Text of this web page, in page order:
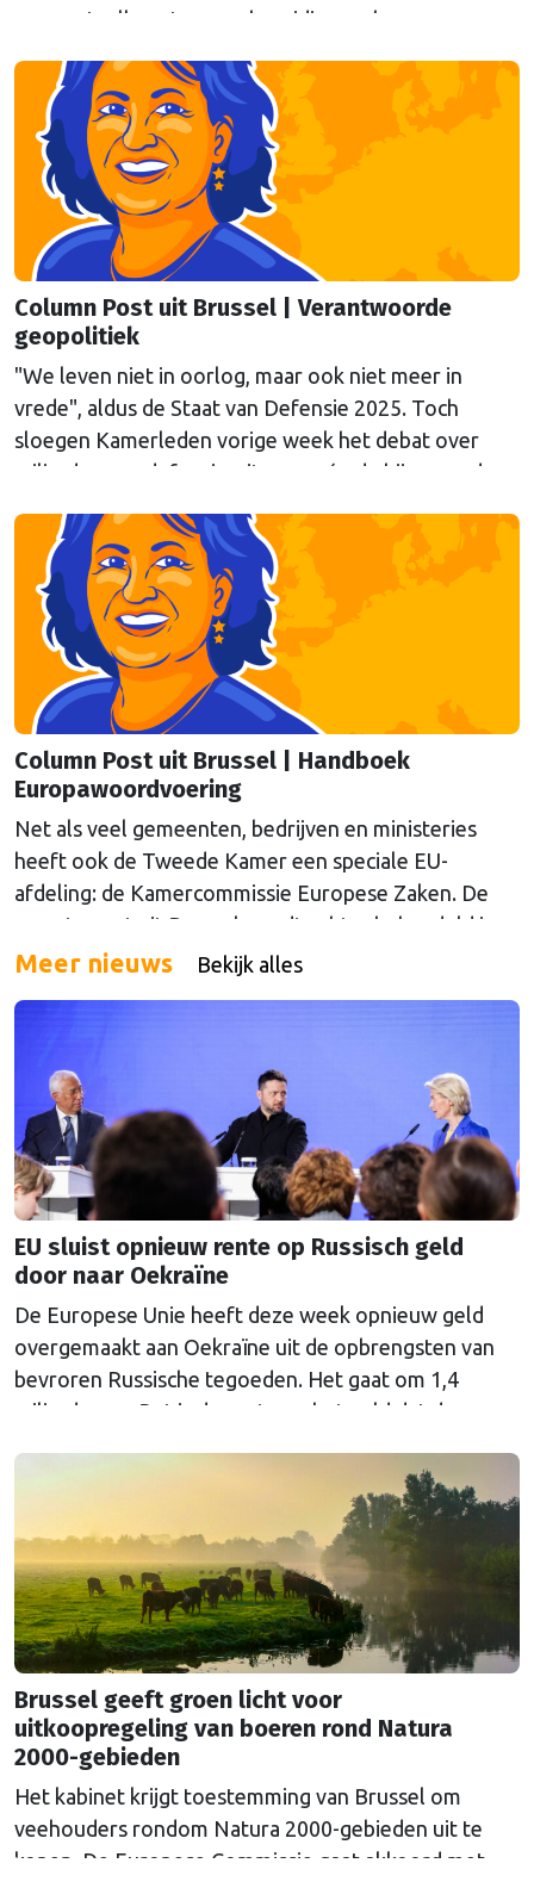
een gastcollege ter voorbereiding op hun
van onze columnist Mendeltje van Keulen (cartoon)
aan de hand van twee stapeltjes “Brusselse post” van
deze week.
Column Post uit Brussel | Verantwoorde
geopolitiek
"We leven niet in oorlog, maar ook niet meer in
vrede", aldus de Staat van Defensie 2025. Toch
sloegen Kamerleden vorige week het debat over
miljarden aan defensie-uitgaven, én de bijpassende
kritisch.
Column Post uit Brussel | Handboek
Europawoordvoering
Net als veel gemeenten, bedrijven en ministeries
heeft ook de Tweede Kamer een speciale EU-
afdeling: de Kamercommissie Europese Zaken. De
meeste post uit Brussel wordt echter behandeld in
andere afdelingen, of: Kamercommissies. Wat blijft
(cartoon) schreef er een handboek over, dat deze
week wordt gepresenteerd in Den Haag.
Meer nieuws Bekijk alles
EU sluist opnieuw rente op Russisch geld
door naar Oekraïne
De Europese Unie heeft deze week opnieuw geld
overgemaakt aan Oekraïne uit de opbrengsten van
bevroren Russische tegoeden. Het gaat om 1,4
miljard euro. Dat is de rente op het geld dat de
Euroclear parkeerde. De EU bevroor dat geld na de
Continued
Brussel geeft groen licht voor
uitkoopregeling van boeren rond Natura
2000-gebieden
Het kabinet krijgt toestemming van Brussel om
veehouders rondom Natura 2000-gebieden uit te
kopen. De Europese Commissie gaat akkoord met